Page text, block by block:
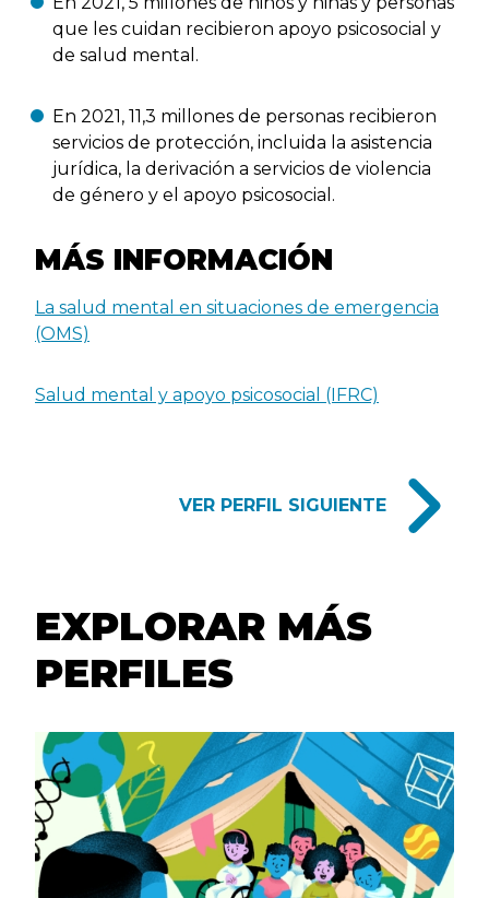
que les cuidan recibieron apoyo psicosocial y
de salud mental.
En 2021, 11,3 millones de personas recibieron
servicios de protección, incluida la asistencia
jurídica, la derivación a servicios de violencia
de género y el apoyo psicosocial.
MÁS INFORMACIÓN
La salud mental en situaciones de emergencia
(OMS)
Salud mental y apoyo psicosocial (IFRC)
PROFILEVER PERFIL SIGUIENTE
EXPLORAR MÁS
PERFILES
EXPLORE
MORE
PROFILES